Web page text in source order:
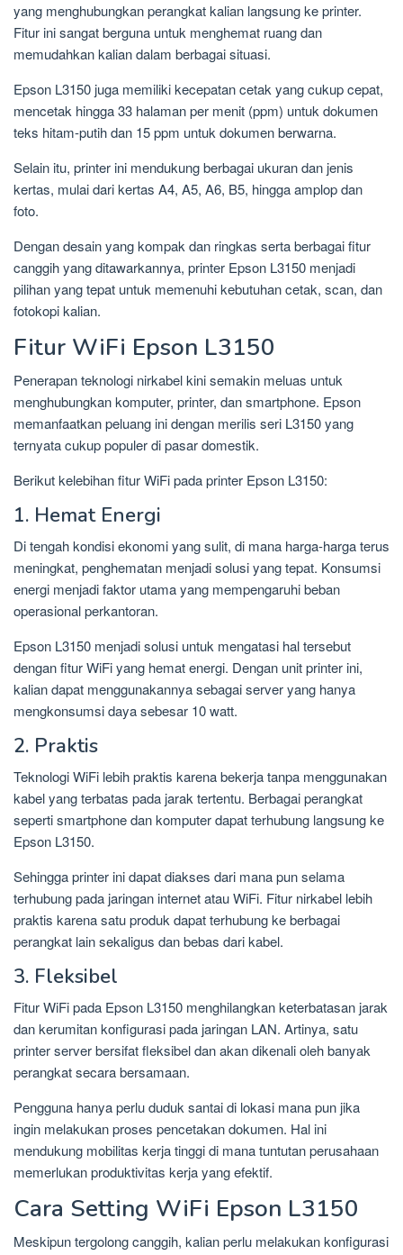
yang menghubungkan perangkat kalian langsung ke printer.
Fitur ini sangat berguna untuk menghemat ruang dan
memudahkan kalian dalam berbagai situasi.
Epson L3150 juga memiliki kecepatan cetak yang cukup cepat,
mencetak hingga 33 halaman per menit (ppm) untuk dokumen
teks hitam-putih dan 15 ppm untuk dokumen berwarna.
Selain itu, printer ini mendukung berbagai ukuran dan jenis
kertas, mulai dari kertas A4, A5, A6, B5, hingga amplop dan
foto.
Dengan desain yang kompak dan ringkas serta berbagai fitur
canggih yang ditawarkannya, printer Epson L3150 menjadi
pilihan yang tepat untuk memenuhi kebutuhan cetak, scan, dan
fotokopi kalian.
Fitur WiFi Epson L3150
Penerapan teknologi nirkabel kini semakin meluas untuk
menghubungkan komputer, printer, dan smartphone. Epson
memanfaatkan peluang ini dengan merilis seri L3150 yang
ternyata cukup populer di pasar domestik.
Berikut kelebihan fitur WiFi pada printer Epson L3150:
1. Hemat Energi
Di tengah kondisi ekonomi yang sulit, di mana harga-harga terus
meningkat, penghematan menjadi solusi yang tepat. Konsumsi
energi menjadi faktor utama yang mempengaruhi beban
operasional perkantoran.
Epson L3150 menjadi solusi untuk mengatasi hal tersebut
dengan fitur WiFi yang hemat energi. Dengan unit printer ini,
kalian dapat menggunakannya sebagai server yang hanya
mengkonsumsi daya sebesar 10 watt.
2. Praktis
Teknologi WiFi lebih praktis karena bekerja tanpa menggunakan
kabel yang terbatas pada jarak tertentu. Berbagai perangkat
seperti smartphone dan komputer dapat terhubung langsung ke
Epson L3150.
Sehingga printer ini dapat diakses dari mana pun selama
terhubung pada jaringan internet atau WiFi. Fitur nirkabel lebih
praktis karena satu produk dapat terhubung ke berbagai
perangkat lain sekaligus dan bebas dari kabel.
3. Fleksibel
Fitur WiFi pada Epson L3150 menghilangkan keterbatasan jarak
dan kerumitan konfigurasi pada jaringan LAN. Artinya, satu
printer server bersifat fleksibel dan akan dikenali oleh banyak
perangkat secara bersamaan.
Pengguna hanya perlu duduk santai di lokasi mana pun jika
ingin melakukan proses pencetakan dokumen. Hal ini
mendukung mobilitas kerja tinggi di mana tuntutan perusahaan
memerlukan produktivitas kerja yang efektif.
Cara Setting WiFi Epson L3150
Meskipun tergolong canggih, kalian perlu melakukan konfigurasi